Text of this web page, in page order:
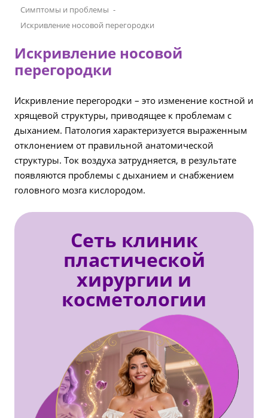
Симптомы и проблемы
Искривление носовой перегородки
Искривление носовой
перегородки
Искривление перегородки – это изменение костной и
хрящевой структуры, приводящее к проблемам с
дыханием. Патология характеризуется выраженным
отклонением от правильной анатомической
структуры. Ток воздуха затрудняется, в результате
появляются проблемы с дыханием и снабжением
головного мозга кислородом.
Сеть клиник
пластической
хирургии и
косметологии